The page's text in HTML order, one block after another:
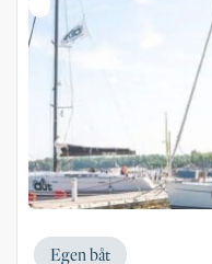
Egen båt